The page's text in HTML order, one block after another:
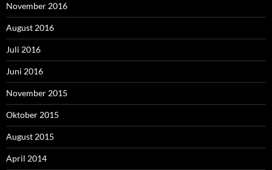
November 2016
August 2016
Juli 2016
Juni 2016
November 2015
Oktober 2015
August 2015
April 2014